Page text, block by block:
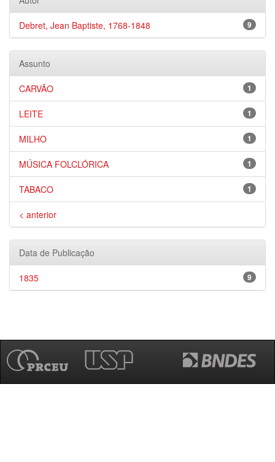
9
Debret, Jean Baptiste, 1768-1848
Assunto
1
CARVÃO
1
LEITE
1
MILHO
1
MÚSICA FOLCLÓRICA
1
TABACO
< anterior
Data de Publicação
9
1835